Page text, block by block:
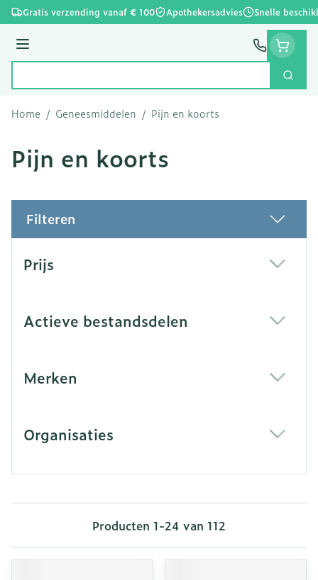
Ga naar de inhoud
Gratis verzending vanaf € 100 Apothekersadvies Snelle
Menu
Zoek
Home / Geneesmiddelen / Pijn en koorts
Pijn en koorts
Filteren
Prijs
Actieve bestandsdelen
Merken
Organisaties
Producten 1-24 van 112